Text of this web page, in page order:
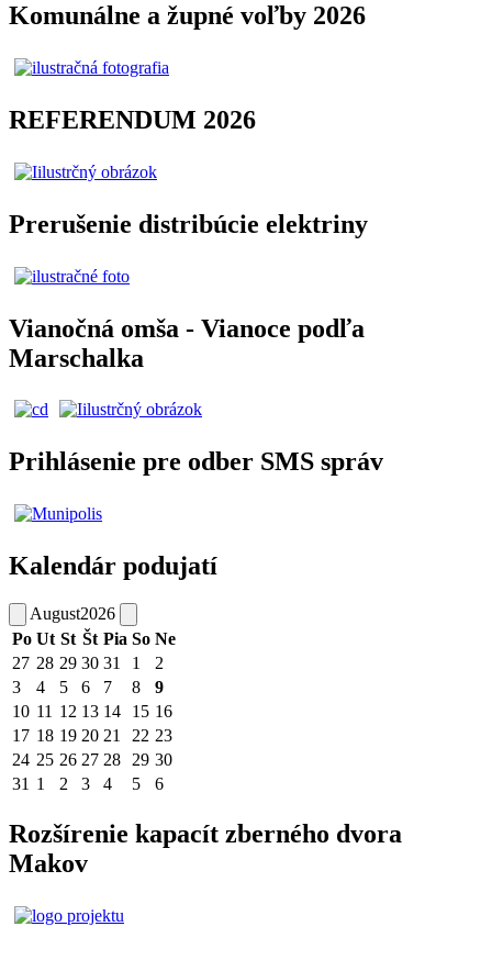
Komunálne a župné voľby 2026
REFERENDUM 2026
Prerušenie distribúcie elektriny
Vianočná omša - Vianoce podľa
Marschalka
Prihlásenie pre odber SMS správ
Kalendár podujatí
August2026
Po Ut St Št Pia So Ne
27 28 29 30 31 1
2
3
4 5 6 7 8
9
10 11 12 13 14 15 16
17 18 19 20 21 22 23
24 25 26 27 28 29 30
31 1 2 3 4 5 6
Rozšírenie kapacít zberného dvora
Makov